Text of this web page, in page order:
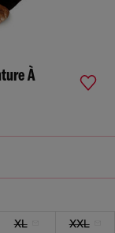
À
XL XXL